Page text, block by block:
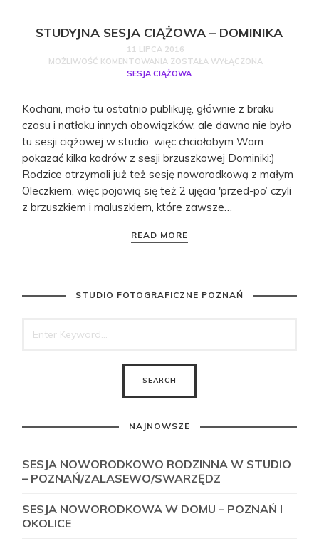
STUDYJNA SESJA CIĄŻOWA – DOMINIKA
11 LIPCA 2016
MOŻLIWOŚĆ KOMENTOWANIA ZOSTAŁA WYŁĄCZONA
SESJA CIĄŻOWA
Kochani, mało tu ostatnio publikuję, głównie z braku
czasu i natłoku innych obowiązków, ale dawno nie było
tu sesji ciążowej w studio, więc chciałabym Wam
pokazać kilka kadrów z sesji brzuszkowej Dominiki:)
Rodzice otrzymali już też sesję noworodkową z małym
Oleczkiem, więc pojawią się też 2 ujęcia 'przed-po’ czyli
z brzuszkiem i maluszkiem, które zawsze…
READ MORE
STUDIO FOTOGRAFICZNE POZNAŃ
NAJNOWSZE
SESJA NOWORODKOWO RODZINNA W STUDIO
– POZNAŃ/ZALASEWO/SWARZĘDZ
SESJA NOWORODKOWA W DOMU – POZNAŃ I
OKOLICE